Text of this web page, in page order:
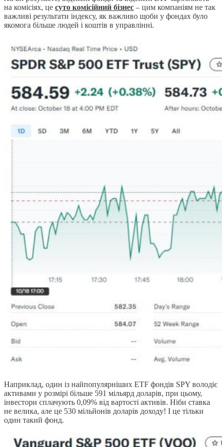
на комісіях, це суто комісійний бізнес – цим компаніям не так
важливі результати індексу, як важливо щоби у фондах було
якомога більше людей і коштів в управлінні.
Наприклад, один із найпопулярніших ETF фондів SPY володіє
активами у розмірі більше 591 мільярд доларів, при цьому,
інвестори сплачують 0,09% від вартості активів. Ніби ставка
не велика, але це 530 мільйонів доларів доходу! І це тільки
один такий фонд.